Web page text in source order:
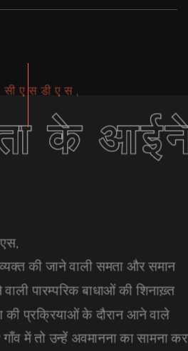
के
व्यक्त की जाने वाली समता और समान
पारम्परिक बाधाओं की शिनाख़्त
प्रक्रियाओं के दौरान आने वाले
में तो उन्हें अवमानना का सामना